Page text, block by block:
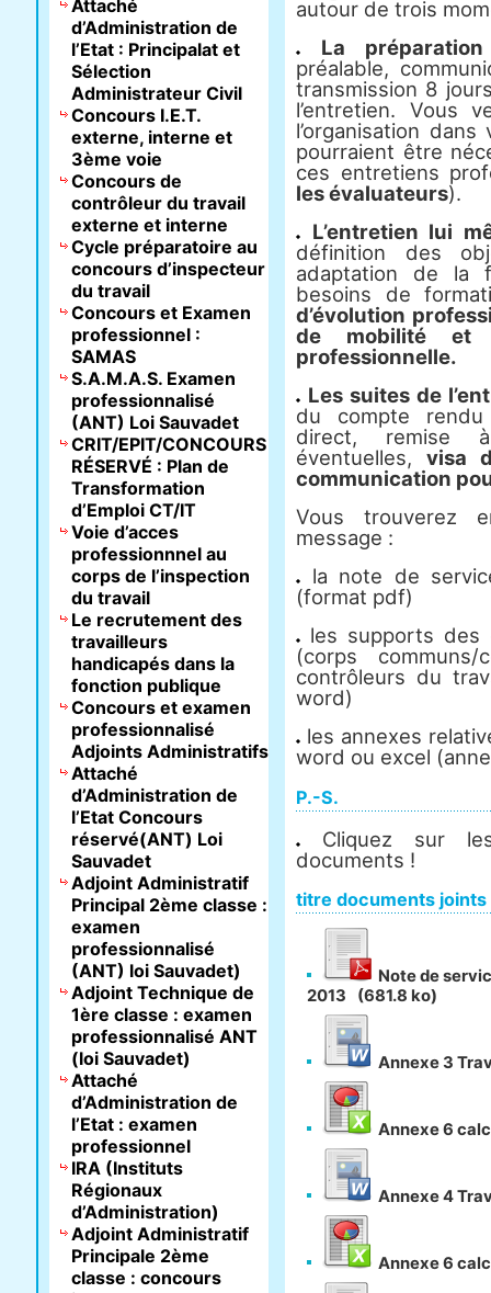
autour de trois
La
préalable,
transmission 8
l’entretien. Vous
l’organisation
pourraient être
ces entretiens
les évaluateurs).
L’entretien lui
définition des
adaptation de la
besoins de
d’évolution
de mobilité et
professionnelle.
Les suites de
du compte
direct, remise
éventuelles,visa
communication
Vous trouverez
message :
la note de
(format pdf)
les supports des
(corps
contrôleurs du
word)
les annexes
word ou excel
P.-S.
Cliquez sur
documents !
titre documents joints
Note de
2013
(681.8 ko)
Annexe 3
Annexe 6
Annexe 4
Annexe 6
Attaché
d’Administration de
l’Etat : Principalat et
Sélection
Administrateur Civil
Concours I.E.T.
externe, interne et
3ème voie
Concours de
contrôleur du travail
externe et interne
Cycle préparatoire au
concours d’inspecteur
du travail
Concours et Examen
professionnel :
SAMAS
S.A.M.A.S. Examen
professionnalisé
(ANT) Loi Sauvadet
CRIT/EPIT/CONCOURS
RÉSERVÉ : Plan de
Transformation
d’Emploi CT/IT
Voie d’acces
professionnnel au
corps de l’inspection
du travail
Le recrutement des
travailleurs
handicapés dans la
fonction publique
Concours et examen
professionnalisé
Adjoints Administratifs
Attaché
d’Administration de
l’Etat Concours
réservé(ANT) Loi
Sauvadet
Adjoint Administratif
Principal 2ème classe :
examen
professionnalisé
(ANT) loi Sauvadet)
Adjoint Technique de
1ère classe : examen
professionnalisé ANT
(loi Sauvadet)
Attaché
d’Administration de
l’Etat : examen
professionnel
IRA (Instituts
Régionaux
d’Administration)
Adjoint Administratif
Principale 2ème
classe : concours